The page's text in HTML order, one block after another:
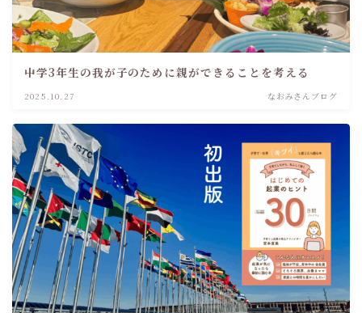
中学3年生の我が子のために親ができることを考える
2025.10.27 なおみさんブログ